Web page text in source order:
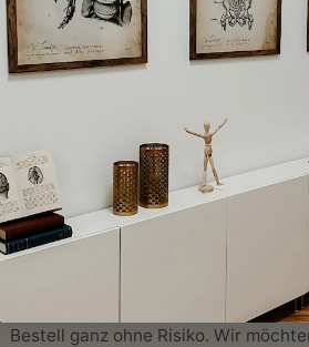
Poster
oder in
Bestell ganz ohne Risiko. Wir